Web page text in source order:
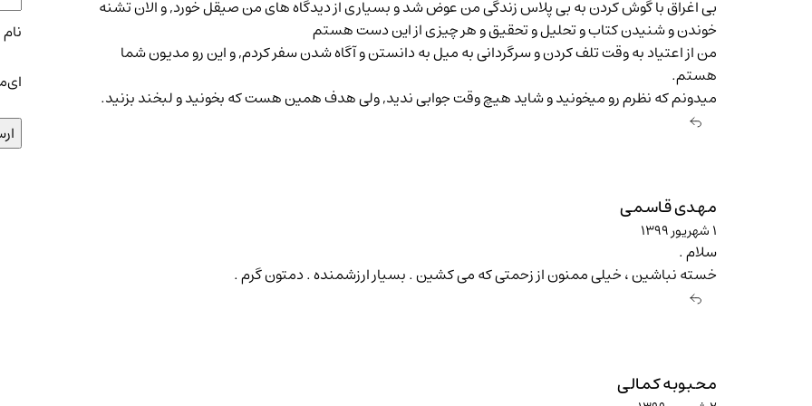
بی اغراق با گوش کردن به بی پلاس زندگی من عوض شد و بسیاری از دیدگاه های من صیقل خورد, و الان تشنه
خوندن و شنیدن کتاب و تحلیل و تحقیق و هر چیزی از این دست هستم
من از اعتیاد به وقت تلف کردن و سرگردانی به میل به دانستن و آگاه شدن سفر کردم, و این رو مدیون شما
هستم.
میدونم که نظرم رو میخونید و شاید هیچ وقت جوابی ندید, ولی هدف همین هست که بخونید و لبخند بزنید.
مهدی قاسمی
۱ شهریور ۱۳۹۹
سلام .
خسته نباشین ، خیلی ممنون از زحمتی که می کشین . بسیار ارزشمنده . دمتون گرم .
محبوبه کمالی
نام